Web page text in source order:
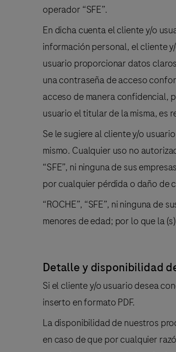
operador “SFE”.
En dicha cuenta el cliente y/o
información personal, el cliente
usuario proporcionar datos
una contraseña de acceso
acceso de manera confidencial,
usuario el titular de la misma, es
Se le sugiere al cliente y/o
mismo. Cualquier uso no
“SFE”, ni ninguna de sus
por cualquier pérdida o daño de
“ROCHE”, “SFE”, ni ninguna
menores de edad; por lo que la
Detalle y disponibilidad
Si el cliente y/o usuario desea
inserto en formato PDF.
La disponibilidad de nuestros
en caso de que por cualquier